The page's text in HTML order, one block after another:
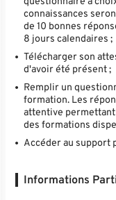
connaissances
de 10 bonnes
8 jours calendaires ;
Télécharger son
d'avoir été présent ;
Remplir un
formation. Les
attentive permettant
des formations
Accéder au support
Informations